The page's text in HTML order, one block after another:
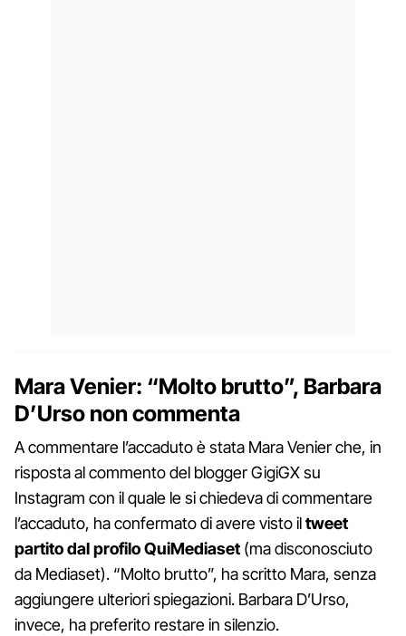
Mara Venier: “Molto brutto”, Barbara
D’Urso non commenta
A commentare l’accaduto è stata Mara Venier che, in
risposta al commento del blogger GigiGX su
Instagram con il quale le si chiedeva di commentare
l’accaduto, ha confermato di avere visto iltweet
partito dal profilo QuiMediaset (ma disconosciuto
da Mediaset). “Molto brutto”, ha scritto Mara, senza
aggiungere ulteriori spiegazioni. Barbara D’Urso,
invece, ha preferito restare in silenzio.